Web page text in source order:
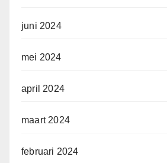
juni 2024
mei 2024
april 2024
maart 2024
februari 2024